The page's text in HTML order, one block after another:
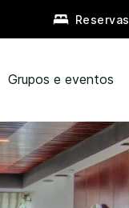
Reservas
Grupos e eventos